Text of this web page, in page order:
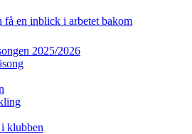
en inblick i arbetet bakom
2025/2026
klubben